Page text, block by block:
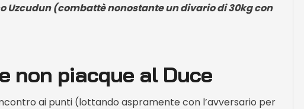
Uzcudun (combattè nonostante un divario di 30kg con
non piacque al Duce
ai punti (lottando aspramente con l’avversario per